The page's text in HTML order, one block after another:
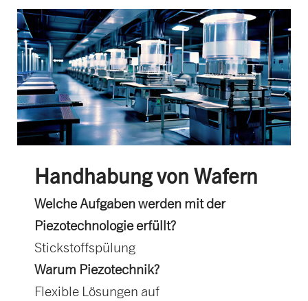
Handhabung von Wafern
Welche Aufgaben werden mit der
Piezotechnologie erfüllt?
Stickstoffspülung
Warum Piezotechnik?
Flexible Lösungen auf